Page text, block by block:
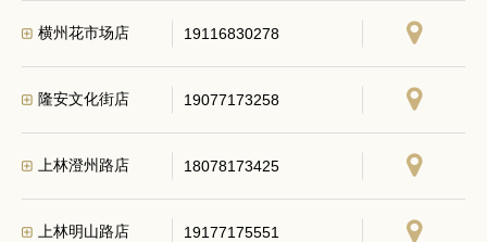
横州花市场店 19116830278
隆安文化街店 19077173258
上林澄州路店 18078173425
上林明山路店 19177175551